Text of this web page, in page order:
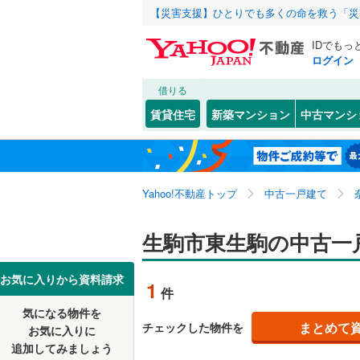
【災害支援】ひとりでも多くの命を救う「
IDでもっ
ログイン
借りる
賃貸住宅 新築マンション 中古マンシ
Yahoo!不動産トップ 中古一戸建て
お気に入りから資料請求
気になる物件を
お気に入りに
追加してみましょう
生駒市東生駒の中古一
1 件
チェックした物件を まとめて
北海道 北海道
東北 青森
関東 東京
信越・北陸 新潟
近畿 大阪
奈良市(
天理市(
五條市
1)
香芝市
山辺郡山
磯城郡三
あすか野
小瀬町(1)
鹿ノ台東
俵口町
2)
東菜畑(1)
ひかりが
JR
関西本線
和歌山線(
私鉄・その他
近鉄大阪線
近鉄御所線
近鉄田原
こだわり条件 リフォーム
リノベー
（0）
設備
床暖房
駐車場2
（1）